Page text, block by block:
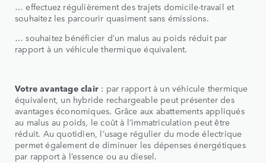
… effectuez régulièrement des trajets domicile-travail et
souhaitez les parcourir quasiment sans émissions.
… souhaitez bénéficier d’un malus au poids réduit par
rapport à un véhicule thermique équivalent.
Votre avantage clair : par rapport à un véhicule thermique
équivalent, un hybride rechargeable peut présenter des
avantages économiques. Grâce aux abattements appliqués
au malus au poids, le coût à l’immatriculation peut être
réduit. Au quotidien, l’usage régulier du mode électrique
permet également de diminuer les dépenses énergétiques
par rapport à l’essence ou au diesel.